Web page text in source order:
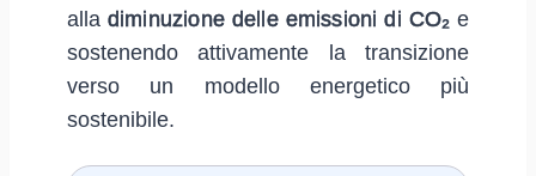
alla diminuzione delle emissioni di CO₂ e
sostenendo attivamente la transizione
verso un modello energetico più
sostenibile.